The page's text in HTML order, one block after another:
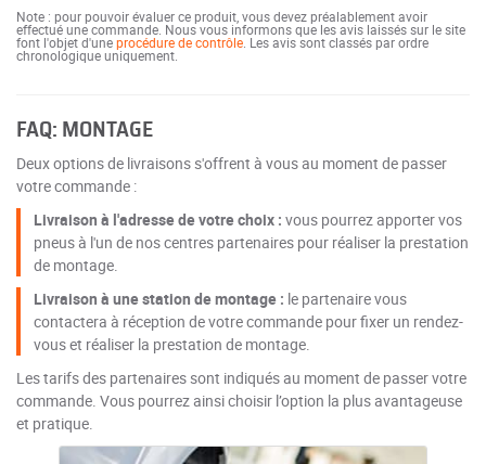
Note : pour pouvoir évaluer ce produit, vous devez préalablement avoir
effectué une commande. Nous vous informons que les avis laissés sur le site
font l'objet d'uneprocédure de contrôle . Les avis sont classés par ordre
chronologique uniquement.
FAQ: MONTAGE
Deux options de livraisons s'offrent à vous au moment de passer
votre commande :
Livraison à l'adresse de votre choix : vous pourrez apporter vos
pneus à l'un de nos centres partenaires pour réaliser la prestation
de montage.
Livraison à une station de montage : le partenaire vous
contactera à réception de votre commande pour fixer un rendez-
vous et réaliser la prestation de montage.
Les tarifs des partenaires sont indiqués au moment de passer votre
commande. Vous pourrez ainsi choisir l’option la plus avantageuse
et pratique.